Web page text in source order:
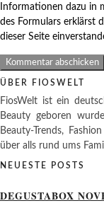
Informationen dazu in
des Formulars erklärst
dieser Seite
ÜBER FIOSWELT
FiosWelt ist ein
Beauty geboren
Beauty-Trends,
über alls rund ums
NEUESTE POSTS
DEGUSTABOX